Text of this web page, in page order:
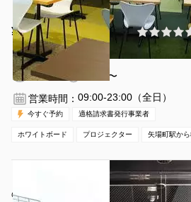
¥4620 〜 ¥5940 /時間
伏見駅 徒歩10分
愛知県名古屋市中
1〜50名
2時間〜
営業時間： 09:00-23:00（全日）
今すぐ予約 適格請求書発行事業者
ホワイトボード プロジェクター 矢場町駅か
【久屋大通駅より徒歩２分】名古屋会
の内ビル店 第1会議室 （スクール30名